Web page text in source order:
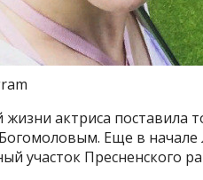
актриса поставила
Еще в начале
участок Пресненского